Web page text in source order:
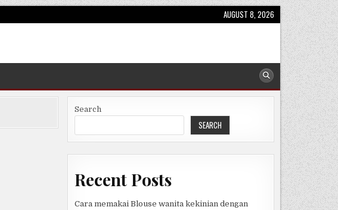
AUGUST 8, 2026
Search
SEARCH
Recent Posts
Cara memakai Blouse wanita kekinian dengan